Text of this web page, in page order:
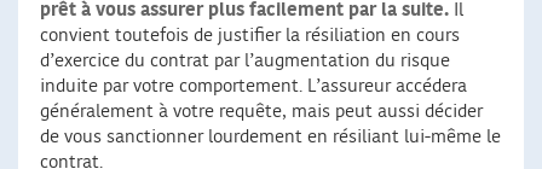
prêt à vous assurer plus facilement par la suite. Il
convient toutefois de justifier la résiliation en cours
d’exercice du contrat par l’augmentation du risque
induite par votre comportement. L’assureur accédera
généralement à votre requête, mais peut aussi décider
de vous sanctionner lourdement en résiliant lui-même le
contrat.